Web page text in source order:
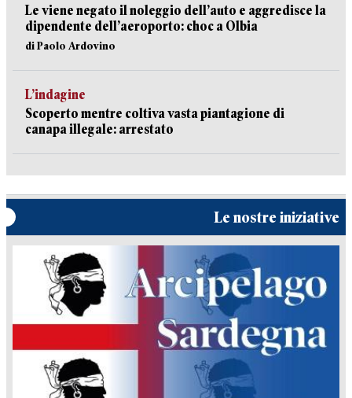
Le viene negato il noleggio dell’auto e aggredisce la
dipendente dell’aeroporto: choc a Olbia
di Paolo Ardovino
L’indagine
Scoperto mentre coltiva vasta piantagione di
canapa illegale: arrestato
Le nostre iniziative